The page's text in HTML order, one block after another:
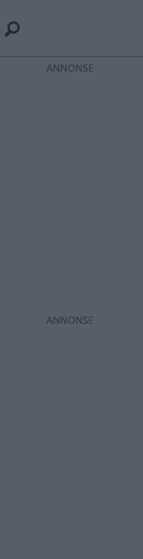
ANNONS
ANNONS